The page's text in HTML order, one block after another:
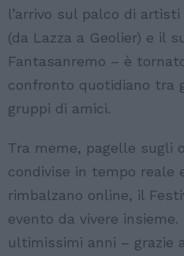
l’arrivo sul palco di
(da Lazza a Geolier) e il
Fantasanremo – è
confronto quotidiano tra
gruppi di amici.
Tra meme, pagelle sugli
condivise in tempo reale
rimbalzano online, il
evento da vivere
ultimissimi anni – grazie